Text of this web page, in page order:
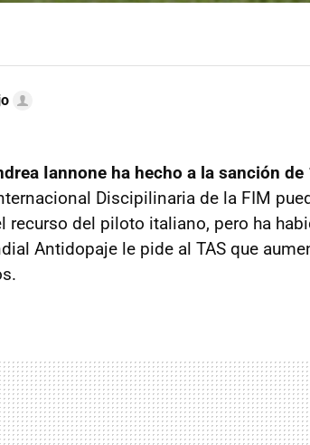
Iannone ha hecho a la sanción de
Discipilinaria de la FIM
recurso del piloto italiano, pero ha
Antidopaje le pide al TAS que